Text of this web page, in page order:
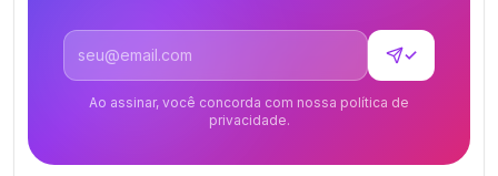
Endereço de email
✓
Ao assinar, você concorda com nossa política de
privacidade.